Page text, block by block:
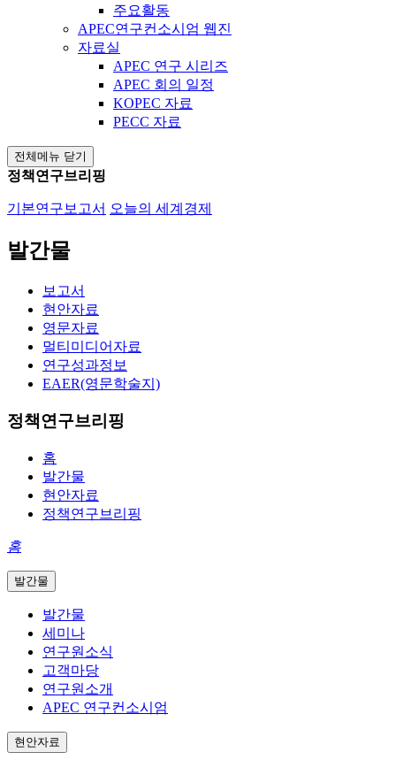
주요활동
APEC연구컨소시엄 웹진
자료실
APEC 연구 시리즈
APEC 회의 일정
KOPEC 자료
PECC 자료
전체메뉴 닫기
정책연구브리핑
기본연구보고서 오늘의 세계경제
발간물
보고서
현안자료
영문자료
멀티미디어자료
연구성과정보
EAER(영문학술지)
정책연구브리핑
홈
발간물
현안자료
정책연구브리핑
홈
발간물
발간물
세미나
연구원소식
고객마당
연구원소개
APEC 연구컨소시엄
현안자료